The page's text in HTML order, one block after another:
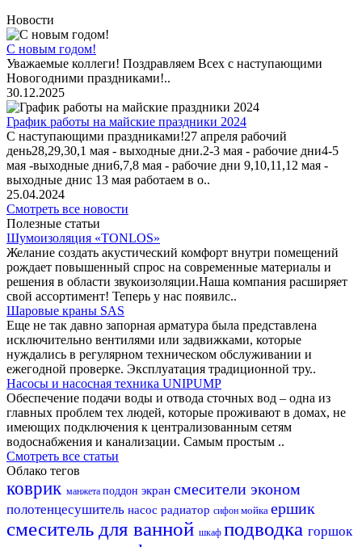
Новости
С новым годом!
Уважаемые коллеги! Поздравляем Всех с наступающими
Новогодними праздниками!..
30.12.2025
График работы на майские праздники 2024
С наступающими праздниками!27 апреля рабочий
день28,29,30,1 мая - выходные дни.2-3 мая - рабочие дни4-5
мая -выходные дни6,7,8 мая - рабочие дни 9,10,11,12 мая -
выходные днис 13 мая работаем в о..
25.04.2024
Смотреть все новости
Полезные статьи
Шумоизоляция «TONLOS»
Желание создать акустический комфорт внутри помещений
рождает повышенный спрос на современные материалы и
решения в области звукоизоляции.Наша компания расширяет
свой ассортимент! Теперь у нас появилс..
Шаровые краны SAS
Еще не так давно запорная арматура была представлена
исключительно вентилями или задвижками, которые
нуждались в регулярном техническом обслуживании и
ежегодной проверке. Эксплуатация традиционной тру..
Насосы и насосная техника UNIPUMP
Обеспечение подачи воды и отвода сточных вод – одна из
главных проблем тех людей, которые проживают в домах, не
имеющих подключения к централизованным сетям
водоснабжения и канализации. Самым простым ..
Смотреть все статьи
Облако тегов
коврик манжета поддон экран смесители эконом
полотенцесушитель насос радиатор сифон мойка ершик
смеситель для ванной шкаф подводка горшок